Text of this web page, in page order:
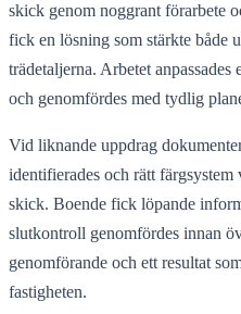
skick genom noggrant förarbete
fick en lösning som stärkte både
trädetaljerna. Arbetet
och genomfördes med tydlig
Vid liknande uppdrag
identifierades och rätt
skick. Boende fick löpande
slutkontroll genomfördes innan
genomförande och ett resultat
fastigheten.